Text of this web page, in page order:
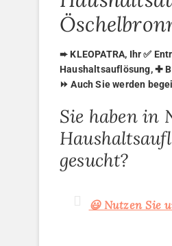
➨ KLEOPATRA, Ihr ✅
Haushaltsauflösung, ✚
⏩ Auch Sie werden
Sie haben in
gesucht?
😃 Nutzen Sie